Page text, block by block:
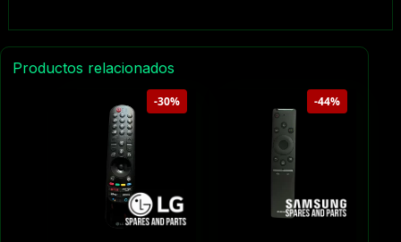
Productos relacionados
-30% -44%